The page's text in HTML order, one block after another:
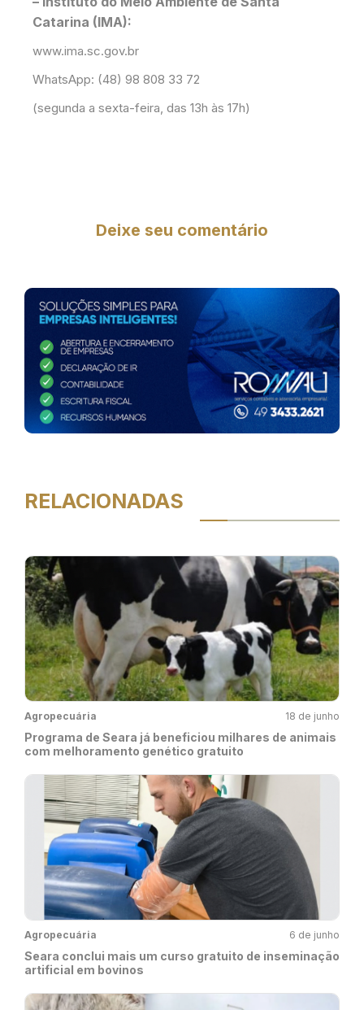
Catarina (IMA):
www.ima.sc.gov.br
WhatsApp: (48) 98 808 33 72
(segunda a sexta-feira, das 13h às 17h)
Deixe seu comentário
RELACIONADAS
Agropecuária 18 de junho
Programa de Seara já beneficiou milhares de animais
com melhoramento genético gratuito
Agropecuária 6 de junho
Seara conclui mais um curso gratuito de inseminação
artificial em bovinos